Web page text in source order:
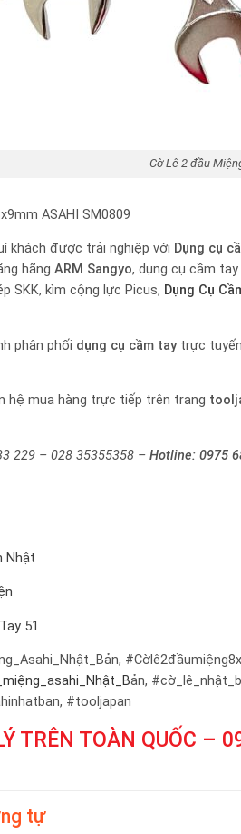
Cờ Lê 2 đầu
ASAHI SM0809
khách được trải nghiệp với Dụng cụ
hãng ARM Sangyo, dụng cụ cầm
SKK, kìm cộng lực Picus, Dụng Cụ
phân phối dụng cụ cầm tay trực
hệ mua hàng trực tiếp trên trang
229 – 028 35355358 – Hotline: 0975
Nhật
51
ản,
#tooljapan
TRÊN TOÀN QUỐC –
tự